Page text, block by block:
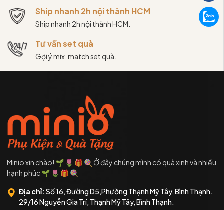
Ship nhanh 2h nội thành HCM
Ship nhanh 2h nội thành HCM.
Tư vấn set quà
Gợi ý mix, match set quà.
Minio xin chào! 🌱 🌷 🎁 🍭 Ở đây chúng mình có quà xinh và nhiều
hạnh phúc 🌱 🌷 🎁 🍭
Địa chỉ: Số 16, Đường D5,Phường Thạnh Mỹ Tây, Bình Thạnh.
29/16 Nguyễn Gia Trí, Thạnh Mỹ Tây, Bình Thạnh.